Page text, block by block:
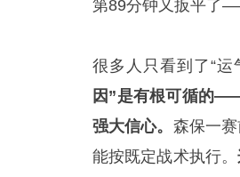
第89分钟又扳平了
很多人只看到了“运
因”是有根可循的
强大信心。 森保一
能按既定战术执行。